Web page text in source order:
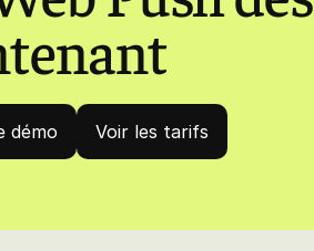
démo Voir les tarifs